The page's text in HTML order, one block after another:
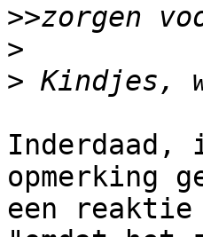
>>
>
>
Inderdaad,
opmerking
een